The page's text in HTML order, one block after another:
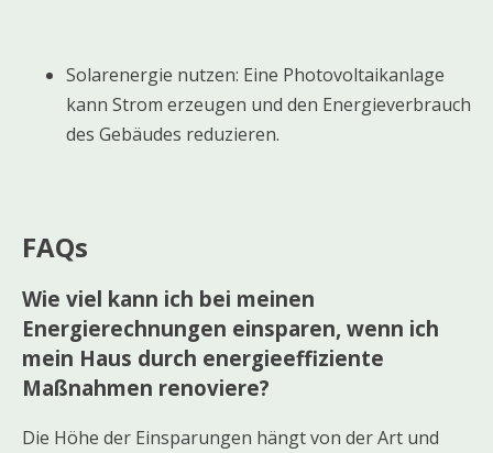
Solarenergie nutzen: Eine Photovoltaikanlage
kann Strom erzeugen und den Energieverbrauch
des Gebäudes reduzieren.
FAQs
Wie viel kann ich bei meinen
Energierechnungen einsparen, wenn ich
mein Haus durch energieeffiziente
Maßnahmen renoviere?
Die Höhe der Einsparungen hängt von der Art und